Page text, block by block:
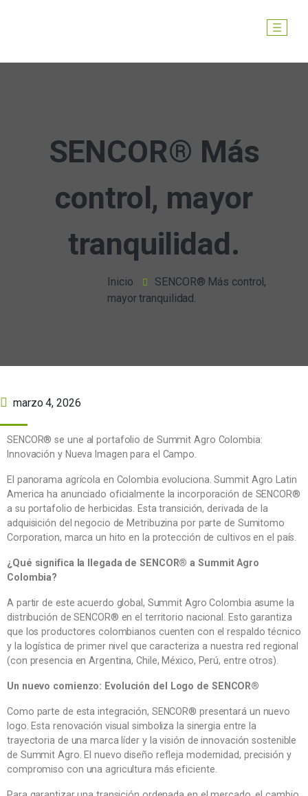
SENCOR® Más
control, mayor
tranquilidad.
Inicio
SENCOR® Más control,
mayor tranquilidad.
marzo 4, 2026
SENCOR® se une al portafolio de Summit Agro Colombia:
Innovación y Nueva Imagen para el Campo.
El panorama agrícola en Colombia evoluciona. Summit Agro Latin
America ha anunciado oficialmente la incorporación de SENCOR®
a su portafolio de herbicidas. Esta transición, derivada de la
adquisición del negocio de Metribuzina por parte de Sumitomo
Corporation, marca un hito en la protección de cultivos en el país.
¿Qué significa la llegada de SENCOR® a Summit Agro
Colombia?
A partir de este acuerdo global, Summit Agro Colombia asume la
distribución de SENCOR® en el territorio nacional. Esto garantiza
que los productores colombianos cuenten con el respaldo técnico
y la logística de primer nivel que caracteriza a nuestra red regional
(con presencia en Argentina, Chile, México, Perú, entre otros).
Un nuevo comienzo: Evolución del Logo de SENCOR®
Como parte de esta integración, SENCOR® presentará un nuevo
logo. Esta renovación visual simboliza la sinergia entre la
trayectoria de una marca líder y la visión de innovación sostenible
de Summit Agro. El nuevo diseño refleja modernidad, precisión y
compromiso con una agricultura más eficiente.